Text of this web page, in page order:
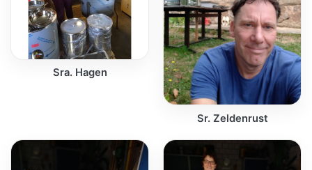
Sra. Hagen
Sr. Zeldenrust